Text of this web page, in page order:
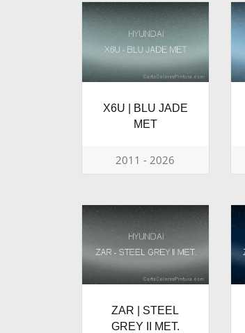
X6U | BLU JADE
MET
2011 - 2026
ZAR | STEEL
GREY II MET.